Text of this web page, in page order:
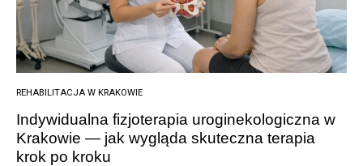
REHABILITACJA W KRAKOWIE
Indywidualna fizjoterapia uroginekologiczna w
Krakowie — jak wygląda skuteczna terapia
krok po kroku